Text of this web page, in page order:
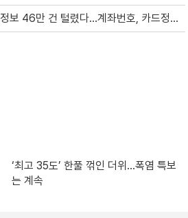
보 46만 건 털렸다…계좌번호, 카드정보 등
‘최고 35도’ 한풀 꺾인 더위…폭염 특보
는 계속